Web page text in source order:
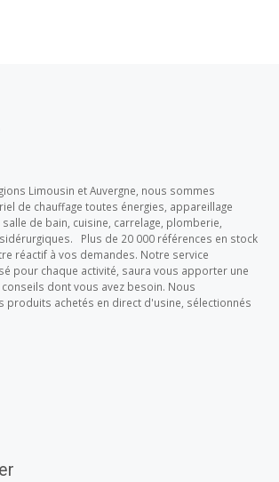
Limousin et Auvergne, nous sommes
de chauffage toutes énergies, appareillage
de bain, cuisine, carrelage, plomberie,
Plus de 20 000 références en stock
réactif à vos demandes. Notre service
pour chaque activité, saura vous apporter une
dont vous avez besoin. Nous
produits achetés en direct d'usine, sélectionnés